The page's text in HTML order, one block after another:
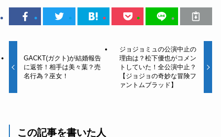
GACKT(ガクト)が結婚報告
に返答！相手は美々葉？売
名行為？巫女！
ジョジョミュの公演中止の
理由は？松下優也がコメン
トしていた！全公演中止？
【ジョジョの奇妙な冒険フ
ァントムブラッド】
この記事を書いた人